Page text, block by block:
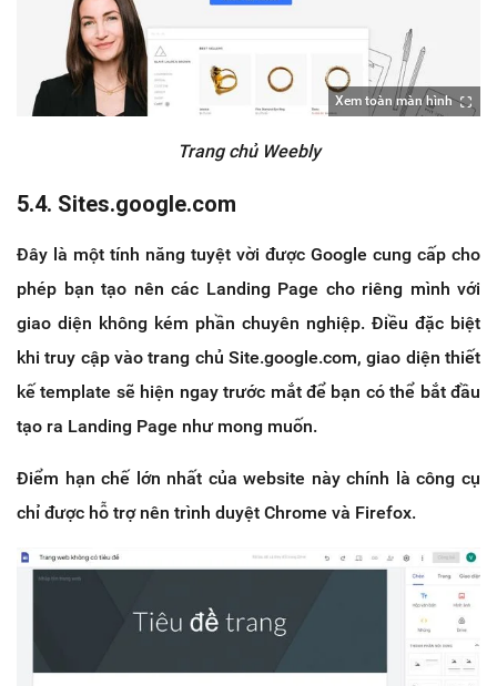
Xem toàn màn hình
Trang chủ Weebly
5.4. Sites.google.com
Đây là một tính năng tuyệt vời được Google cung cấp cho
phép bạn tạo nên các Landing Page cho riêng mình với
giao diện không kém phần chuyên nghiệp. Điều đặc biệt
khi truy cập vào trang chủ Site.google.com, giao diện thiết
kế template sẽ hiện ngay trước mắt để bạn có thể bắt đầu
tạo ra Landing Page như mong muốn.
Điểm hạn chế lớn nhất của website này chính là công cụ
chỉ được hỗ trợ nên trình duyệt Chrome và Firefox.